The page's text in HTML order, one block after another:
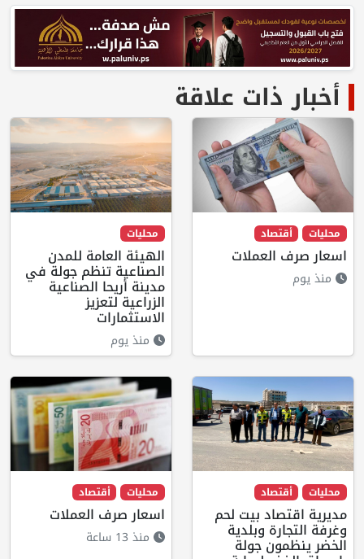
أخبار ذات علاقة
محليات أقتصاد
اسعار صرف العملات
منذ يوم
محليات
الهيئة العامة للمدن
الصناعية تنظم جولة في
مدينة أريحا الصناعية
الزراعية لتعزيز
الاستثمارات
منذ يوم
محليات أقتصاد
مديرية اقتصاد بيت لحم
وغرفة التجارة وبلدية
الخضر ينظمون جولة
محليات أقتصاد
اسعار صرف العملات
منذ 13 ساعة